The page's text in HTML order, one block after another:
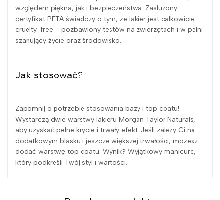
względem piękna, jak i bezpieczeństwa. Zasłużony
certyfikat PETA świadczy o tym, że lakier jest całkowicie
cruelty-free – pozbawiony testów na zwierzętach i w pełni
szanujący życie oraz środowisko.
Jak stosować?
Zapomnij o potrzebie stosowania bazy i top coatu!
Wystarczą dwie warstwy lakieru Morgan Taylor Naturals,
aby uzyskać pełne krycie i trwały efekt. Jeśli zależy Ci na
dodatkowym blasku i jeszcze większej trwałości, możesz
dodać warstwę top coatu. Wynik? Wyjątkowy manicure,
który podkreśli Twój styl i wartości.